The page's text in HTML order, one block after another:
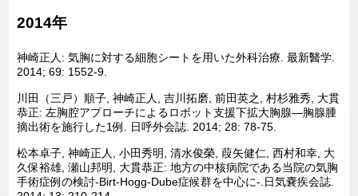
2014年
神崎正人: 気胸に対する細胞シートを用いた外科治療. 最新醫学.
2014; 69: 1552-9.
川田（三戸）順子, 神崎正人, 吉川拓磨, 前田英之, 村杉雅秀, 大貫
恭正: 左胸腔アプローチによるロボット支援下拡大胸腺―胸腺腫
摘出術を施行した1例. 日呼外会誌. 2014; 28: 78-75.
松本卓子, 神崎正人, 小田秀明, 清水俊榮, 葭矢健仁, 西村和幸, 大
久保裕雄, 瀬山邦明, 大貫恭正: 地方の中核病院である当院の気胸
手術症例の検討-Birt-Hogg-Dube症候群を中心に-.日気嚢疾会誌.